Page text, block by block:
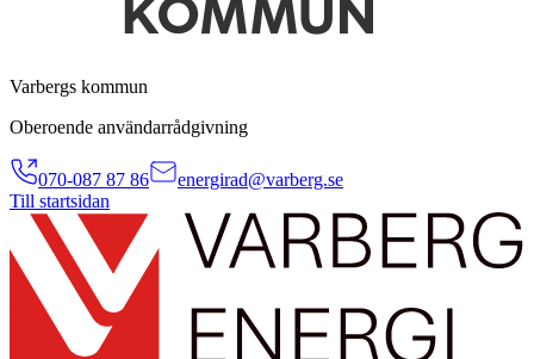
Varbergs kommun
Oberoende användarrådgivning
070-087 87 86
energirad@varberg.se
Till startsidan